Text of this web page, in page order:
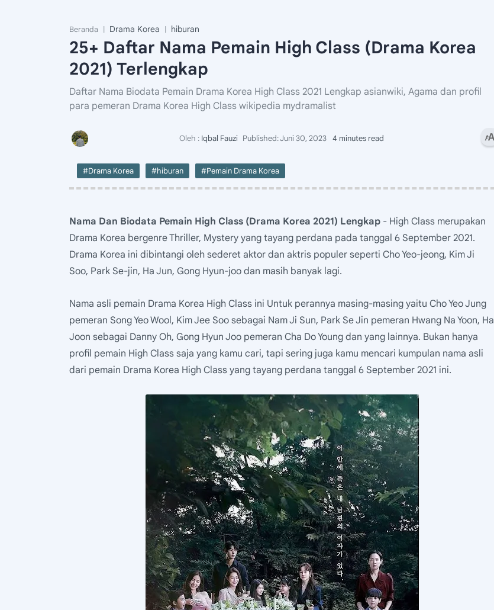
Beranda Drama Korea hiburan
25+ Daftar Nama Pemain High Class (Drama Korea
2021) Terlengkap
Daftar Nama Biodata Pemain Drama Korea High Class 2021 Lengkap asianwiki, Agama dan profil
para pemeran Drama Korea High Class wikipedia mydramalist
4 minutes read
#Drama Korea #hiburan #Pemain Drama Korea
Nama Dan Biodata Pemain High Class (Drama Korea 2021) Lengkap - High Class merupakan
Drama Korea bergenre Thriller, Mystery yang tayang perdana pada tanggal 6 September 2021.
Drama Korea ini dibintangi oleh sederet aktor dan aktris populer seperti Cho Yeo-jeong, Kim Ji
Soo, Park Se-jin, Ha Jun, Gong Hyun-joo dan masih banyak lagi.
Nama asli pemain Drama Korea High Class ini Untuk perannya masing-masing yaitu Cho Yeo Jung
pemeran Song Yeo Wool, Kim Jee Soo sebagai Nam Ji Sun, Park Se Jin pemeran Hwang Na Yoon, Ha
Joon sebagai Danny Oh, Gong Hyun Joo pemeran Cha Do Young dan yang lainnya. Bukan hanya
profil pemain High Class saja yang kamu cari, tapi sering juga kamu mencari kumpulan nama asli
dari pemain Drama Korea High Class yang tayang perdana tanggal 6 September 2021 ini.